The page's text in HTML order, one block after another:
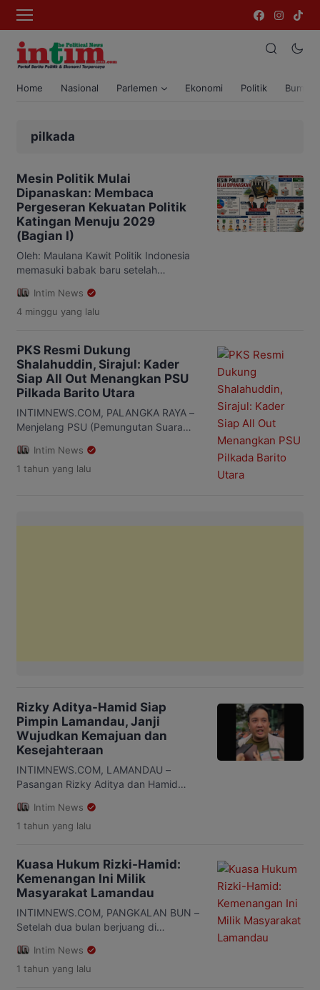
Home Nasional Parlemen Ekonomi Politik Bumi
pilkada
Mesin Politik Mulai
Dipanaskan: Membaca
Pergeseran Kekuatan Politik
Katingan Menuju 2029
(Bagian I)
Oleh: Maulana Kawit Politik Indonesia
memasuki babak baru setelah
Putusan Nomor 135/PUU-XXII/2024
memutuskan pemisahan pelaksanaan
mengakhiri skema Pemilu Serentak
yang selama ini mempertemukan
pemilihan presiden, anggota legislatif,
dan kepala daerah dalam satu siklus
waktu yang berdekatan. Perubahan ini
bukan sekadar persoalan […]
Intim News
4 minggu yang lalu
PKS Resmi Dukung
Shalahuddin, Sirajul: Kader
Siap All Out Menangkan PSU
Pilkada Barito Utara
INTIMNEWS.COM, PALANGKA RAYA –
Menjelang PSU (Pemungutan Suara
digelar pada 6 Agustus 2025
mendatang, PKS (Partai Keadilan
dengan Felix Sonadie Y Tingan, Rabu
Intim News
1 tahun yang lalu
Rizky Aditya-Hamid Siap
Pimpin Lamandau, Janji
Wujudkan Kemajuan dan
Kesejahteraan
INTIMNEWS.COM, LAMANDAU –
Pasangan Rizky Aditya dan Hamid
Wakil Bupati Lamandau setelah
Mahkamah Konstitusi (MK) menolak
Dengan putusan ini, kemenangan
Rizky-Hamid semakin kuat dan tidak
terbantahkan. Menanggapi keputusan
tersebut, Rizky Aditya menyampaikan
rasa syukur dan terima kasih kepada
Intim News
1 tahun yang lalu
Kuasa Hukum Rizki-Hamid:
Kemenangan Ini Milik
Masyarakat Lamandau
INTIMNEWS.COM, PANGKALAN BUN –
Setelah dua bulan berjuang di
pasangan calon Rizki-Hamid akhirnya
meraih kemenangan. MK resmi menolak
Intim News
1 tahun yang lalu